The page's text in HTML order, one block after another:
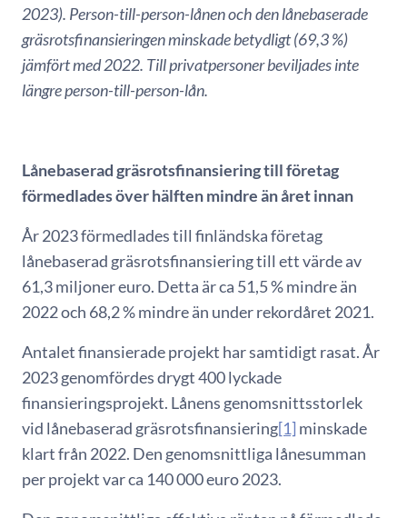
2023). Person-till-person-lånen och den lånebaserade
gräsrotsfinansieringen minskade betydligt (69,3 %)
jämfört med 2022. Till privatpersoner beviljades inte
längre person-till-person-lån.
Lånebaserad gräsrotsfinansiering till företag
förmedlades över hälften mindre än året innan
År 2023 förmedlades till finländska företag
lånebaserad gräsrotsfinansiering till ett värde av
61,3 miljoner euro. Detta är ca 51,5 % mindre än
2022 och 68,2 % mindre än under rekordåret 2021.
Antalet finansierade projekt har samtidigt rasat. År
2023 genomfördes drygt 400 lyckade
finansieringsprojekt. Lånens genomsnittsstorlek
vid lånebaserad gräsrotsfinansiering[1] minskade
klart från 2022. Den genomsnittliga lånesumman
per projekt var ca 140 000 euro 2023.